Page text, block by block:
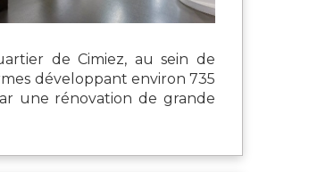
de Cimiez, au sein de
développant environ 735
une rénovation de grande